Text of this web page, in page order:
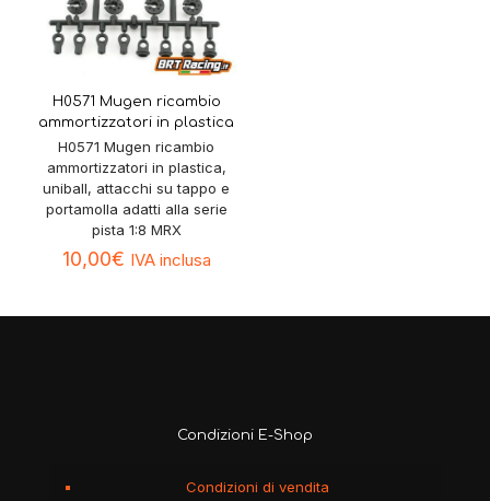
H0571 Mugen ricambio
ammortizzatori in plastica
H0571 Mugen ricambio
ammortizzatori in plastica,
uniball, attacchi su tappo e
portamolla adatti alla serie
pista 1:8 MRX
10,00€ IVA inclusa
Condizioni E-Shop
Condizioni di vendita